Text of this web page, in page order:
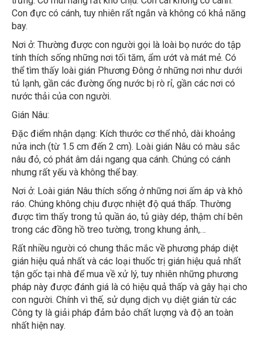
Con đực có cánh, tuy nhiên rất ngắn và không có khả năng
bay.
Nơi ở: Thường được con người gọi là loài bọ nước do tập
tính thích sống những nơi tối tăm, ẩm ướt và mát mẻ. Có
thể tìm thấy loài gián Phương Đông ở những nơi như dưới
tủ lạnh, gần các đường ống nước bị rò rỉ, gần các nơi có
nước thải của con người.
Gián Nâu:
Đặc điểm nhận dạng: Kích thước cơ thể nhỏ, dài khoảng
nửa inch (từ 1.5 cm đến 2 cm). Loài gián Nâu có màu sắc
nâu đỏ, có phát âm dải ngang qua cánh. Chúng có cánh
nhưng rất yếu và không thể bay.
Nơi ở: Loài gián Nâu thích sống ở những nơi ấm áp và khô
ráo. Chúng không chịu được nhiệt độ quá thấp. Thường
được tìm thấy trong tủ quần áo, tủ giày dép, thậm chí bên
trong các đồng hồ treo tường, trong khung ảnh,…
Rất nhiều người có chung thắc mắc về phương pháp diệt
gián hiệu quả nhất và các loại thuốc trị gián hiệu quả nhất
tận gốc tại nhà để mua về xử lý, tuy nhiên những phương
pháp này được đánh giá là có hiệu quả thấp và gây hại cho
con người. Chính vì thế, sử dụng dịch vụ diệt gián từ các
Công ty là giải pháp đảm bảo chất lượng và độ an toàn
nhất hiện nay.